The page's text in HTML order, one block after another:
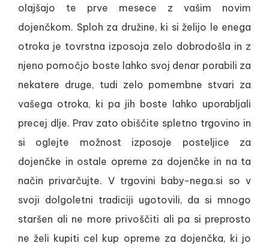
olajšajo te prve mesece z vašim novim
dojenčkom. Sploh za družine, ki si želijo le enega
otroka je tovrstna izposoja zelo dobrodošla in z
njeno pomočjo boste lahko svoj denar porabili za
nekatere druge, tudi zelo pomembne stvari za
vašega otroka, ki pa jih boste lahko uporabljali
precej dlje. Prav zato obiščite spletno trgovino in
si oglejte možnost izposoje posteljice za
dojenčke in ostale opreme za dojenčke in na ta
način privarčujte. V trgovini baby-nega.si so v
svoji dolgoletni tradiciji ugotovili, da si mnogo
staršen ali ne more privoščiti ali pa si preprosto
ne želi kupiti cel kup opreme za dojenčka, ki jo